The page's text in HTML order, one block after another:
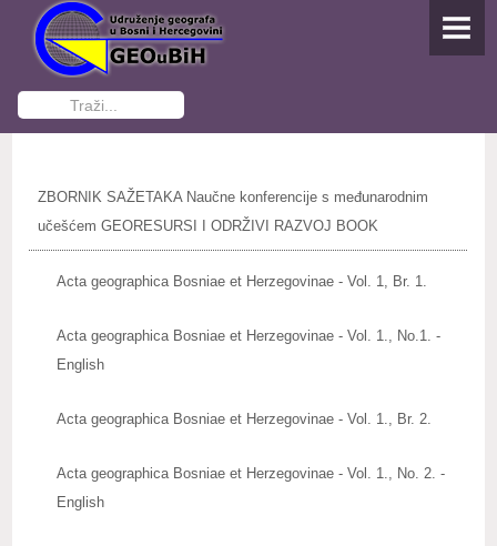
NASLOVNA
O UDRUŽENJU
Osnivanje
Funkcioneri GEOuBiH
AKTIVNOSTI
Studenti pišu
IZDAVAŠTVO
Upute autorima radova
ZBORNIK SAŽETAKA Naučne konferencije s međunarodnim
učešćem GEORESURSI I ODRŽIVI RAZVOJ BOOK
Acta geographica Bosniae et Herzegovinae - Vol. 1, Br. 1.
Acta geographica Bosniae et Herzegovinae - Vol. 1., No.1. -
English
Acta geographica Bosniae et Herzegovinae - Vol. 1., Br. 2.
Acta geographica Bosniae et Herzegovinae - Vol. 1., No. 2. -
English